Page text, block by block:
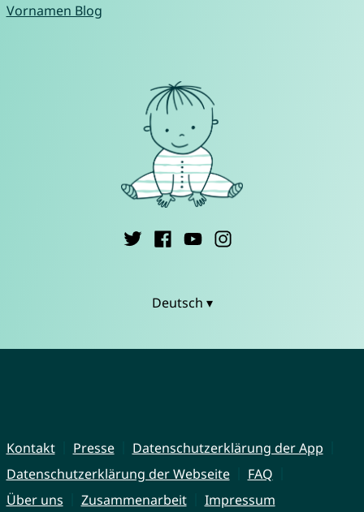
Vornamen Blog
Deutsch ▾
Kontakt Presse
Datenschutzerklärung der App
Datenschutzerklärung der Webseite
FAQ
Über uns
Zusammenarbeit Impressum